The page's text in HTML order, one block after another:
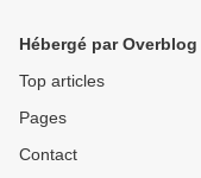
Hébergé par Overblog
Top articles
Pages
Contact